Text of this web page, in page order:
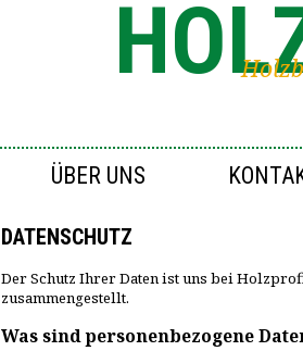
ÜBER UNS
DATENSCHUTZ
Der Schutz Ihrer Daten ist uns bei
zusammengestellt.
Was sind personenbezogene